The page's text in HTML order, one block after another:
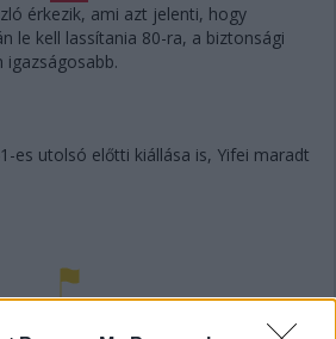
érkezik, ami azt jelenti, hogy
le kell lassítania 80-ra, a biztonsági
igazságosabb.
es utolsó előtti kiállása is, Yifei maradt